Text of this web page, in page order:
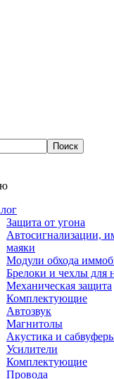
Защита от угона
Автосигнализации,
маяки
Модули обхода
Брелоки и чехлы для
Механическая защита
Комплектующие
Автозвук
Магнитолы
Акустика и
Усилители
Комплектующие
Провода